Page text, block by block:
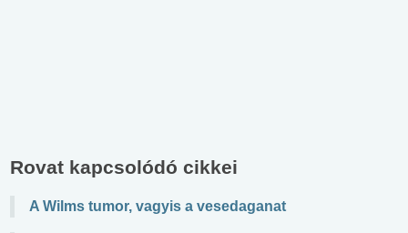
Rovat kapcsolódó cikkei
A Wilms tumor, vagyis a vesedaganat